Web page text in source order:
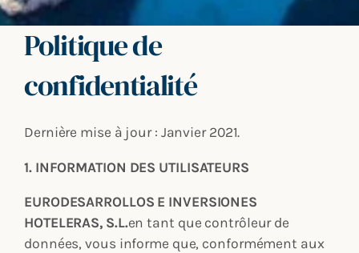
Politique de
confidentialité
Dernière mise à jour : Janvier 2021.
1. INFORMATION DES UTILISATEURS
EURODESARROLLOS E INVERSIONES
HOTELERAS, S.L.en tant que contrôleur de
données, vous informe que, conformément aux